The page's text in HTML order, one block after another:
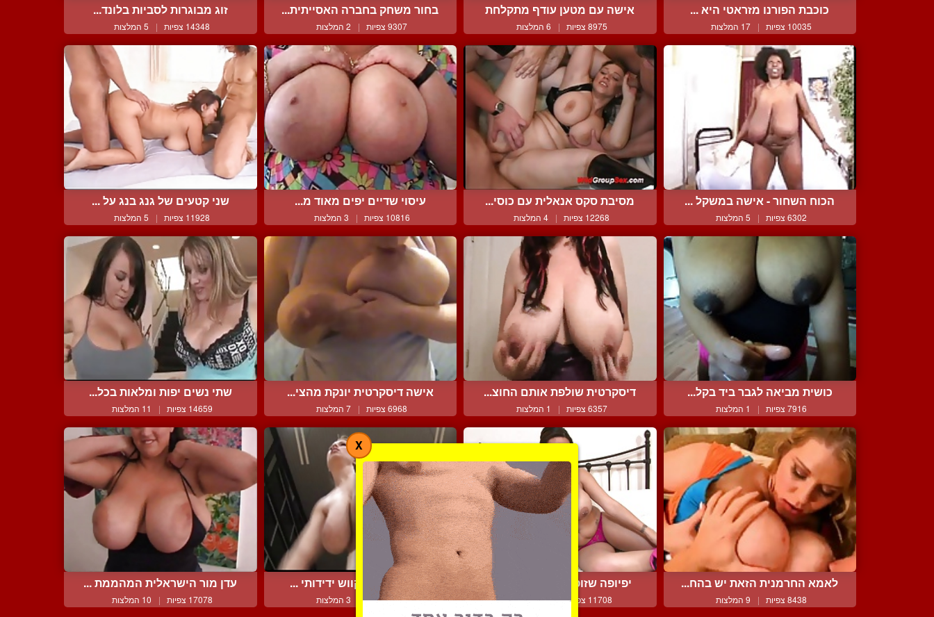
כוכבת הפורנו מזראטי היא ...
10035 צפיות | 17 המלצות
אישה עם מטען עודף מתקלחת
8975 צפיות | 6 המלצות
בחור משחק בחברה האסייתית...
9307 צפיות | 2 המלצות
זוג מבוגרות לסביות בלונד...
14348 צפיות | 5 המלצות
הכוח השחור - אישה במשקל ...
6302 צפיות | 5 המלצות
מסיבת סקס אנאלית עם כוסי...
12268 צפיות | 4 המלצות
עיסוי שדיים יפים מאוד מ...
10816 צפיות | 3 המלצות
שני קטעים של גנג בנג על ...
11928 צפיות | 5 המלצות
כושית מביאה לגבר ביד בקל...
7916 צפיות | 1 המלצות
דיסקרטית שולפת אותם החוצ...
6357 צפיות | 1 המלצות
אישה דיסקרטית יונקת מהצי...
6968 צפיות | 7 המלצות
שתי נשים יפות ומלאות בכל...
14659 צפיות | 11 המלצות
לאמא החרמנית הזאת יש בהח...
8438 צפיות | 9 המלצות
יפיופה שזופה מציגה את הג...
11708 צפיות | 10 המלצות
טרי במשחק סקווש ידידותי ...
7233 צפיות | 3 המלצות
עדן מור הישראלית המהממת ...
17078 צפיות | 10 המלצות
X